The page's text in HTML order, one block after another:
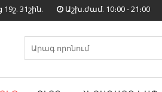
31շին. Աշխ.ժամ. 10։00 - 21։00
Search